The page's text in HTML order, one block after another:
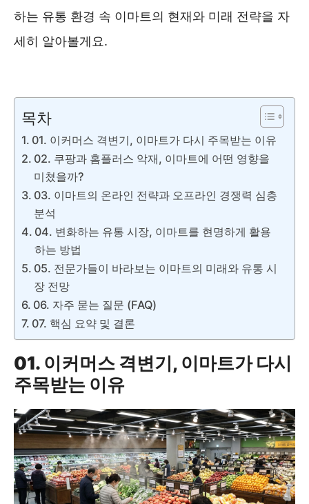
하는 유통 환경 속 이마트의 현재와 미래 전략을 자
세히 알아볼게요.
목차
01. 이커머스 격변기, 이마트가 다시 주목받는 이유
02. 쿠팡과 홈플러스 악재, 이마트에 어떤 영향을
미쳤을까?
03. 이마트의 온라인 전략과 오프라인 경쟁력 심층
분석
04. 변화하는 유통 시장, 이마트를 현명하게 활용
하는 방법
05. 전문가들이 바라보는 이마트의 미래와 유통 시
장 전망
06. 자주 묻는 질문 (FAQ)
07. 핵심 요약 및 결론
01. 이커머스 격변기, 이마트가 다시
주목받는 이유